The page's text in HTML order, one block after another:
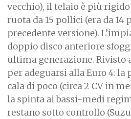
vecchio), il telaio è più rigido
ruota da 15 pollici (era da 14
precedente versione).
doppio disco anteriore
ultima generazione. Rivisto
per adeguarsi alla Euro 4: la
cala di poco (circa 2 CV in
la spinta ai bassi-medi
restano sotto controllo